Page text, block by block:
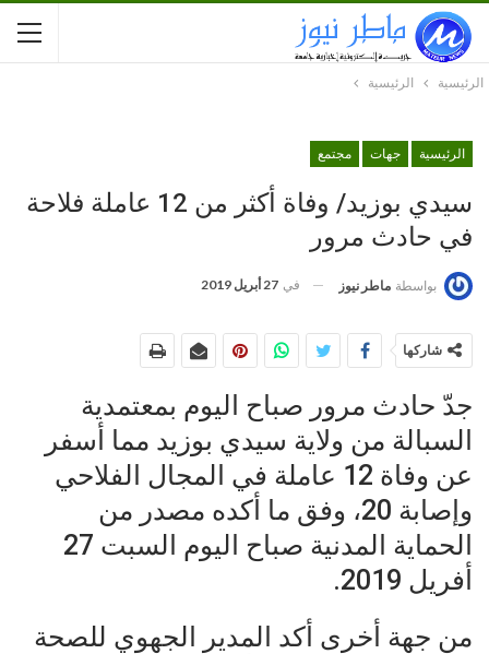
الرئيسية الرئيسية
الرئيسية جهات مجتمع
سيدي بوزيد/ وفاة أكثر من 12 عاملة فلاحة
في حادث مرور
بواسطة ماطر نيوز في 27 أبريل 2019
شاركها
جدّ حادث مرور صباح اليوم بمعتمدية
السبالة من ولاية سيدي بوزيد مما أسفر
عن وفاة 12 عاملة في المجال الفلاحي
وإصابة 20، وفق ما أكده مصدر من
الحماية المدنية صباح اليوم السبت 27
أفريل 2019.
من جهة أخرى أكد المدير الجهوي للصحة